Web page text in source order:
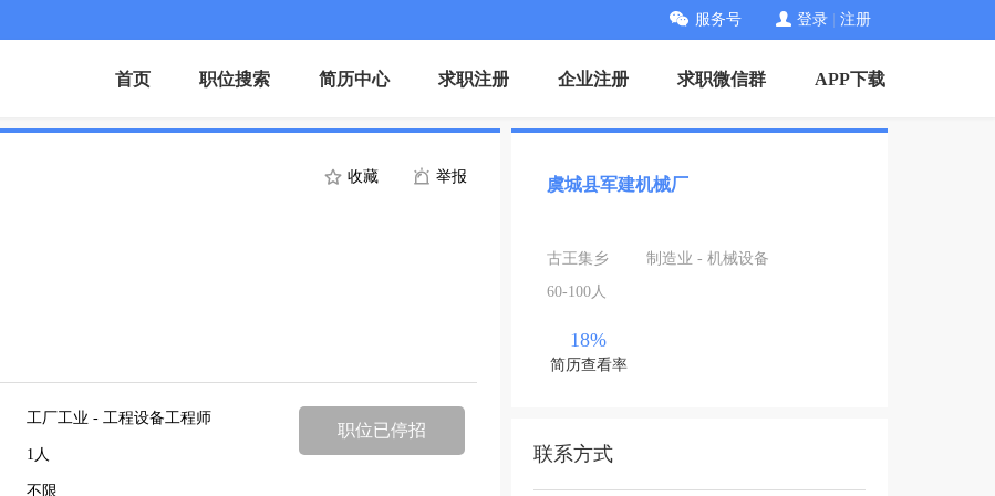
服务号 登录 注册
首页 职位搜索 简历中心 求职注册 企业注册 求职微信群 APP下载
收藏 举报
工厂工业 - 工程设备工程师
1人
不限
职位已停招
虞城县军建机械厂
古王集乡
制造业 - 机械设备
60-100人
18%
简历查看率
联系方式